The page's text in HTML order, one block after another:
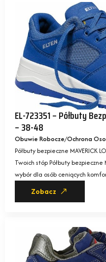
EL-723351 – Półbuty
– 38-48
Obuwie Robocze Ochrona
Półbuty bezpieczne MAVERICK
Twoich stóp Półbuty bezpieczne
wybór dla osób ceniących
Zobacz